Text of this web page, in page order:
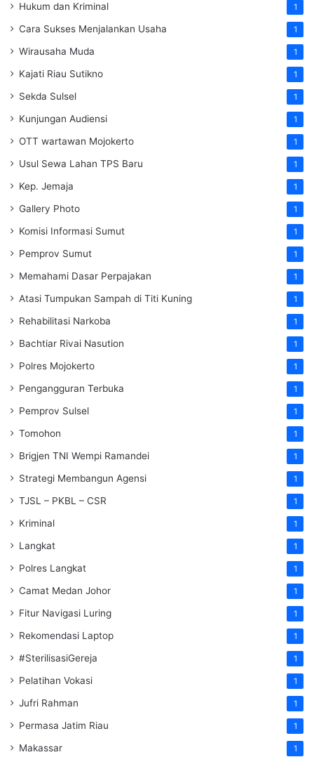
Hukum dan Kriminal 1
Cara Sukses Menjalankan Usaha 1
Wirausaha Muda 1
Kajati Riau Sutikno 1
Sekda Sulsel 1
Kunjungan Audiensi 1
OTT wartawan Mojokerto 1
Usul Sewa Lahan TPS Baru 1
Kep. Jemaja 1
Gallery Photo 1
Komisi Informasi Sumut 1
Pemprov Sumut 1
Memahami Dasar Perpajakan 1
Atasi Tumpukan Sampah di Titi Kuning 1
Rehabilitasi Narkoba 1
Bachtiar Rivai Nasution 1
Polres Mojokerto 1
Pengangguran Terbuka 1
Pemprov Sulsel 1
Tomohon 1
Brigjen TNI Wempi Ramandei 1
Strategi Membangun Agensi 1
TJSL – PKBL – CSR 1
Kriminal 1
Langkat 1
Polres Langkat 1
Camat Medan Johor 1
Fitur Navigasi Luring 1
Rekomendasi Laptop 1
#SterilisasiGereja 1
Pelatihan Vokasi 1
Jufri Rahman 1
Permasa Jatim Riau 1
Makassar 1